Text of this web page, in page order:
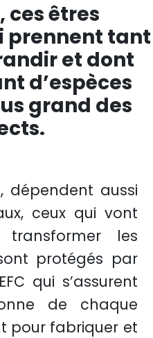
ces êtres
prennent tant
et dont
d’espèces
grand des
dépendent aussi
ceux qui vont
les
protégés par
qui s’assurent
de chaque
pour fabriquer et